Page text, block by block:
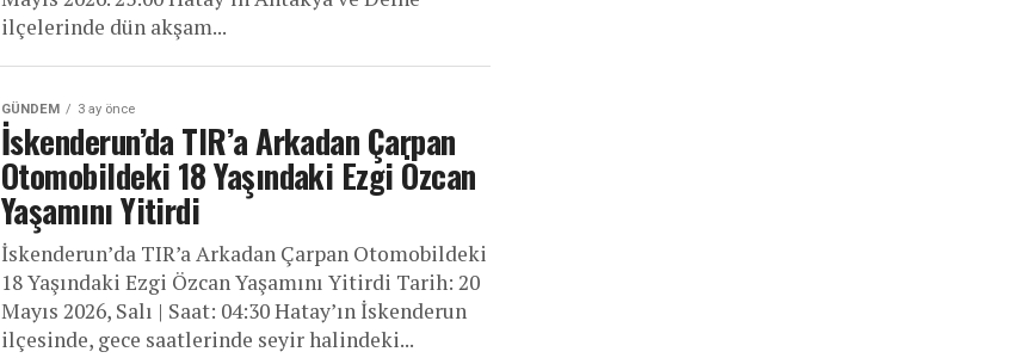
ilçelerinde dün akşam...
GÜNDEM 3 ay önce
İskenderun’da TIR’a Arkadan Çarpan
Otomobildeki 18 Yaşındaki Ezgi Özcan
Yaşamını Yitirdi
İskenderun’da TIR’a Arkadan Çarpan Otomobildeki
18 Yaşındaki Ezgi Özcan Yaşamını Yitirdi Tarih: 20
Mayıs 2026, Salı | Saat: 04:30 Hatay’ın İskenderun
ilçesinde, gece saatlerinde seyir halindeki...